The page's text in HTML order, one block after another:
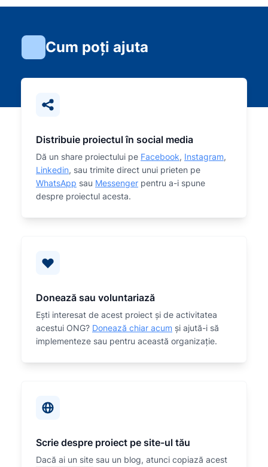
Cum poți ajuta
Distribuie proiectul în social media
Dă un share proiectului pe Facebook, Instagram,
Linkedin, sau trimite direct unui prieten pe
WhatsApp sau Messenger pentru a-i spune
despre proiectul acesta.
Donează sau voluntariază
Eşti interesat de acest proiect și de activitatea
acestui ONG? Donează chiar acum și ajută-i să
implementeze sau pentru această organizaţie.
Scrie despre proiect pe site-ul tău
Dacă ai un site sau un blog, atunci copiază acest